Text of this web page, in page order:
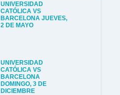
UNIVERSIDAD
CATÓLICA VS
BARCELONA JUEVES,
2 DE MAYO
UNIVERSIDAD
CATÓLICA VS
BARCELONA
DOMINGO, 3 DE
DICIEMBRE